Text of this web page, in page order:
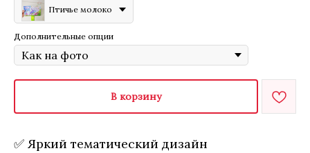
Птичье молоко
Дополнительные опции
В корзину
✅ Яркий тематический дизайн